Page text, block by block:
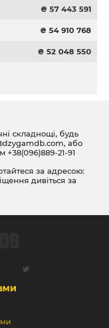
₴ 57 443 591
₴ 54 910 768
₴ 52 048 550
складнощі, будь
, або
+38(096)889-21-91
за адресою:
дивіться за